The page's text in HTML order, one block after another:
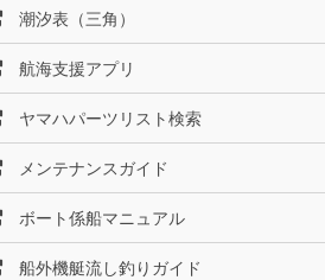
潮汐表（三角）
航海支援アプリ
ヤマハパーツリスト検索
メンテナンスガイド
ボート係船マニュアル
船外機艇流し釣りガイド